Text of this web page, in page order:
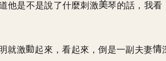
他是不是說了什麼刺激 琴的話，我看
就激 起來，看起來，倒是一副夫妻